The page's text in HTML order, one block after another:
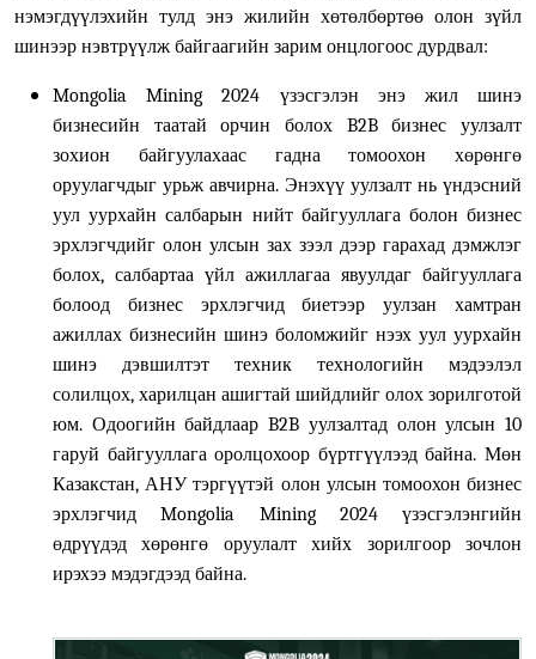
нэмэгдүүлэхийн тулд энэ жилийн хөтөлбөртөө олон зүйл
шинээр нэвтрүүлж байгаагийн зарим онцлогоос дурдвал:
Mongolia Mining 2024 үзэсгэлэн энэ жил шинэ
бизнесийн таатай орчин болох B2B бизнес уулзалт
зохион байгуулахаас гадна томоохон хөрөнгө
оруулагчдыг урьж авчирна. Энэхүү уулзалт нь үндэсний
уул уурхайн салбарын нийт байгууллага болон бизнес
эрхлэгчдийг олон улсын зах зээл дээр гарахад дэмжлэг
болох, салбартаа үйл ажиллагаа явуулдаг байгууллага
болоод бизнес эрхлэгчид биетээр уулзан хамтран
ажиллах бизнесийн шинэ боломжийг нээх уул уурхайн
шинэ дэвшилтэт техник технологийн мэдээлэл
солилцох, харилцан ашигтай шийдлийг олох зорилготой
юм. Одоогийн байдлаарB2B уулзалтад олон улсын 10
гаруй байгууллага оролцохоор бүртгүүлээд байна. Мөн
Казакстан, АНУ тэргүүтэй олон улсын томоохон бизнес
эрхлэгчидMongolia Mining 2024 үзэсгэлэнгийн
өдрүүдэд хөрөнгө оруулалт хийх зорилгоор зочлон
ирэхээ мэдэгдээд байна.